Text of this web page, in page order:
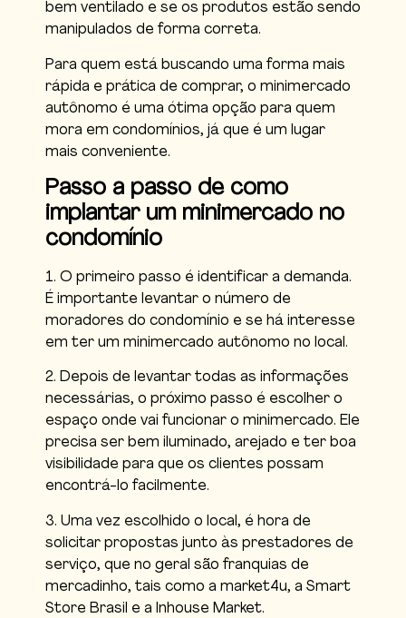
bem ventilado e se os produtos estão sendo
manipulados de forma correta.
Para quem está buscando uma forma mais
rápida e prática de comprar, o minimercado
autônomo é uma ótima opção para quem
mora em condomínios, já que é um lugar
mais conveniente.
Passo a passo de como
implantar um minimercado no
condomínio
1. O primeiro passo é identificar a demanda.
É importante levantar o número de
moradores do condomínio e se há interesse
em ter um minimercado autônomo no local.
2. Depois de levantar todas as informações
necessárias, o próximo passo é escolher o
espaço onde vai funcionar o minimercado. Ele
precisa ser bem iluminado, arejado e ter boa
visibilidade para que os clientes possam
encontrá-lo facilmente.
3. Uma vez escolhido o local, é hora de
solicitar propostas junto às prestadores de
serviço, que no geral são franquias de
mercadinho, tais como a market4u, a Smart
Store Brasil e a Inhouse Market.